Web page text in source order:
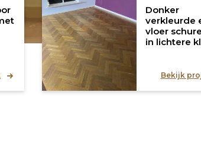
Donker
verkleurde
vloer
in lichtere
Bekijk